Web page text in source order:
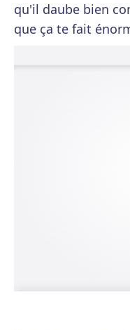
qu'il daube bien
que ça te fait